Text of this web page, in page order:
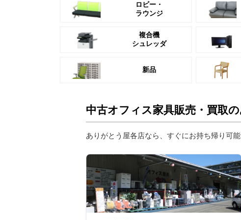
ロビー・
ラウンジ
複合機
シュレッダ
新品
中古オフィス家具販売・買取
ありがとう屋各店なら、すぐにお持ち帰り可